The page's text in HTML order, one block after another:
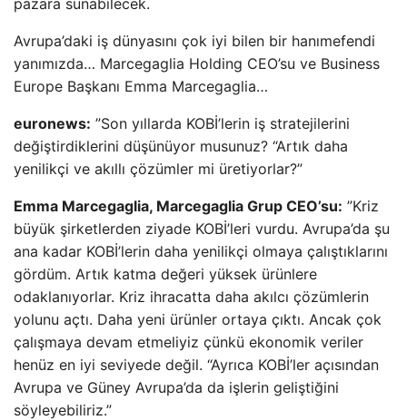
pazara sunabilecek.
Avrupa’daki iş dünyasını çok iyi bilen bir hanımefendi
yanımızda… Marcegaglia Holding CEO’su ve Business
Europe Başkanı Emma Marcegaglia…
euronews: ”Son yıllarda KOBİ’lerin iş stratejilerini
değiştirdiklerini düşünüyor musunuz? “Artık daha
yenilikçi ve akıllı çözümler mi üretiyorlar?”
Emma Marcegaglia, Marcegaglia Grup CEO’su: ”Kriz
büyük şirketlerden ziyade KOBİ’leri vurdu. Avrupa’da şu
ana kadar KOBİ’lerin daha yenilikçi olmaya çalıştıklarını
gördüm. Artık katma değeri yüksek ürünlere
odaklanıyorlar. Kriz ihracatta daha akılcı çözümlerin
yolunu açtı. Daha yeni ürünler ortaya çıktı. Ancak çok
çalışmaya devam etmeliyiz çünkü ekonomik veriler
henüz en iyi seviyede değil. “Ayrıca KOBİ’ler açısından
Avrupa ve Güney Avrupa’da da işlerin geliştiğini
söyleyebiliriz.”